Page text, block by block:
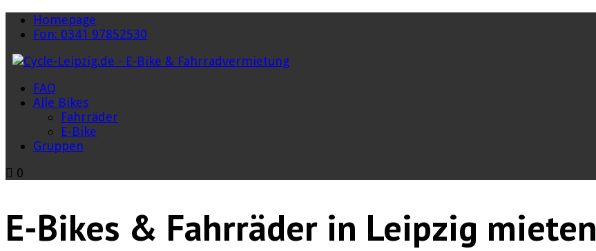
Homepage
Fon: 0341 97852530
FAQ
Alle Bikes
Fahrräder
E-Bike
Gruppen
0
E-Bikes & Fahrräder in Leipzig mieten